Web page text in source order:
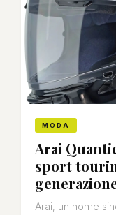
MODA
Arai
sport
Arai, un nome